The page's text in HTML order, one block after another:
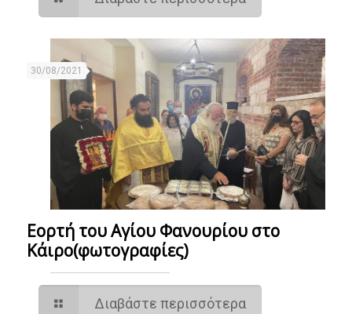
30/08/2021
Εορτή του Αγίου Φανουρίου στο
Κάιρο(φωτογραφίες)
Διαβάστε περισσότερα